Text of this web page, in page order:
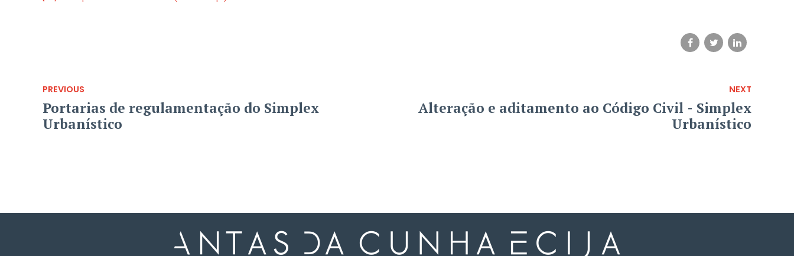
PREVIOUS
Portarias de regulamentação do Simplex
Urbanístico
NEXT
Alteração e aditamento ao Código Civil - Simplex
Urbanístico